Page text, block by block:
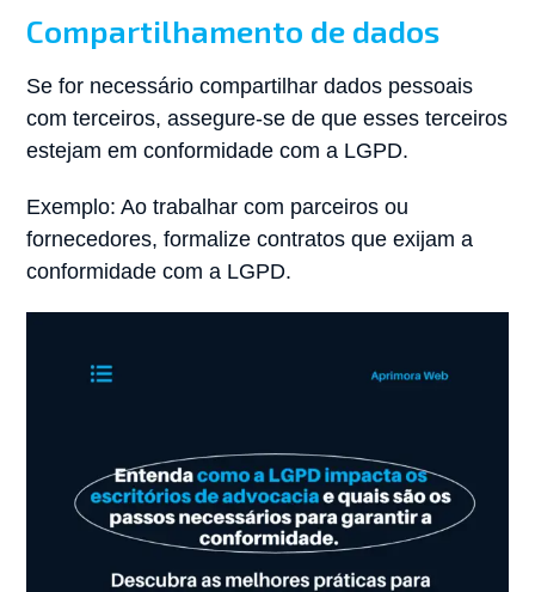
Compartilhamento de dados
Se for necessário compartilhar dados pessoais
com terceiros, assegure-se de que esses terceiros
estejam em conformidade com a LGPD.
Exemplo: Ao trabalhar com parceiros ou
fornecedores, formalize contratos que exijam a
conformidade com a LGPD.